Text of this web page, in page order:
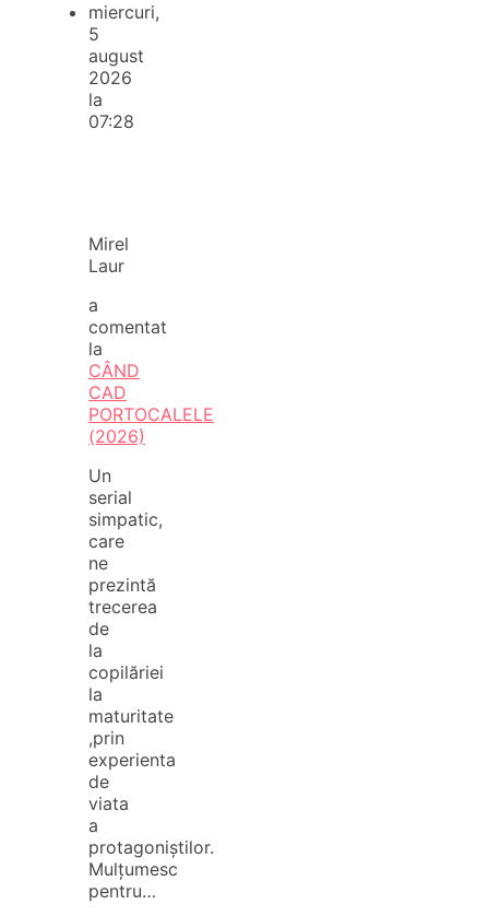
miercuri,
5
august
2026
la
07:28
Mirel
Laur
a
comentat
la
CÂND
CAD
PORTOCALELE
(2026)
Un
serial
simpatic,
care
ne
prezintă
trecerea
de
la
copilăriei
la
maturitate
,prin
experienta
de
viata
a
protagoniștilor.
Mulțumesc
pentru…